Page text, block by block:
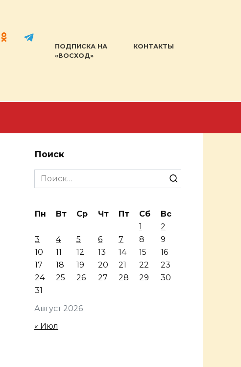
ПОДПИСКА НА
«ВОСХОД»
КОНТАКТЫ
Поиск
Search
for:
Август 2026
Пн Вт Ср Чт Пт Сб
Вс
1
2
3
4 5 6 7 8
9
10
11 12 13 14 15
16
17
18 19 20 21 22
23
24
25 26 27 28 29
30
31
« Июл